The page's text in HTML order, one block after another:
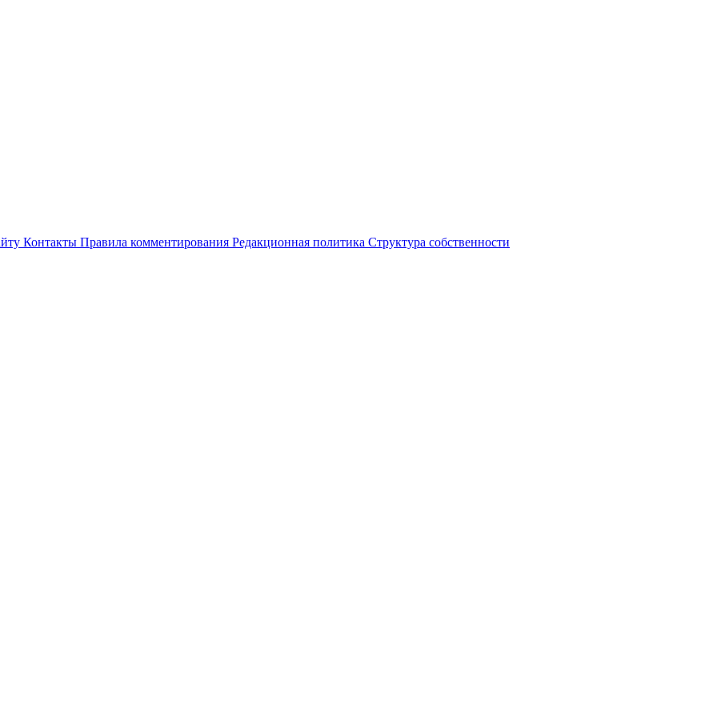
Контакты Правила комментирования Редакционная политика Структура собственности